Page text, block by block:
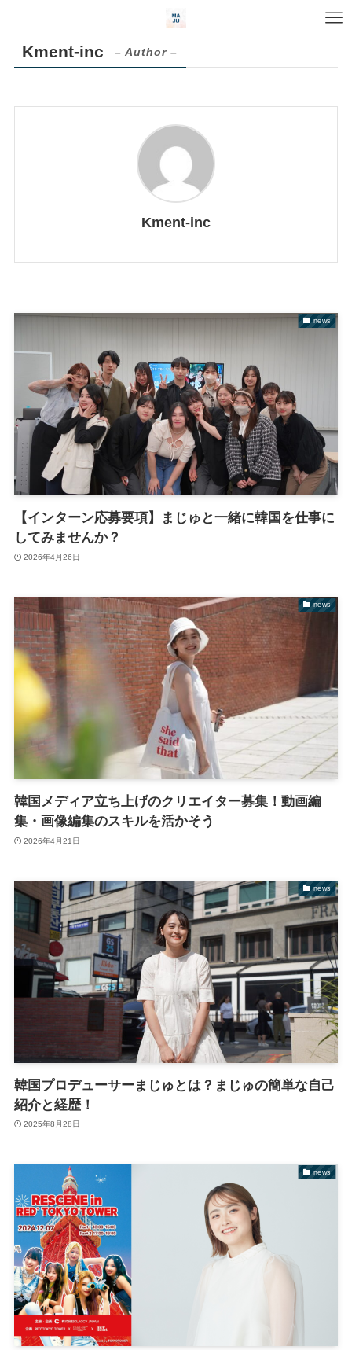
Kment-inc – Author –
Kment-inc
news
【インターン応募要項】まじゅと一緒に韓国を仕事に
してみませんか？
2026年4月26日
news
韓国メディア立ち上げのクリエイター募集！動画編
集・画像編集のスキルを活かそう
2026年4月21日
news
韓国プロデューサーまじゅとは？まじゅの簡単な自己
紹介と経歴！
2025年8月28日
news